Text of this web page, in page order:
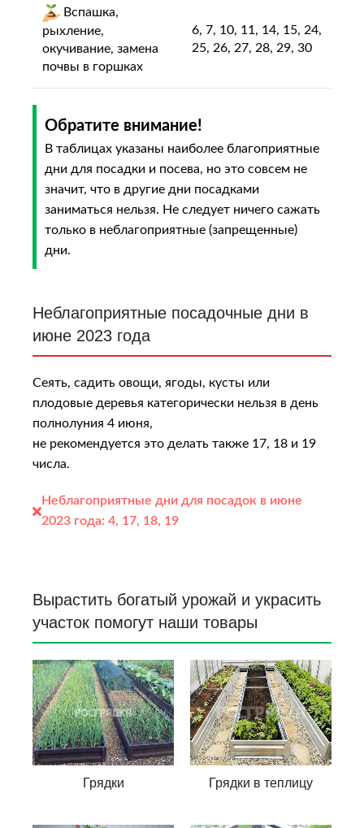
Вспашка,
рыхление,
окучивание, замена
почвы в горшках
6, 7, 10, 11, 14, 15, 24,
25, 26, 27, 28, 29, 30
Обратите внимание!
В таблицах указаны наиболее благоприятные
дни для посадки и посева, но это совсем не
значит, что в другие дни посадками
заниматься нельзя. Не следует ничего сажать
только в неблагоприятные (запрещенные)
дни.
Неблагоприятные посадочные дни в
июне 2023 года
Сеять, садить овощи, ягоды, кусты или
плодовые деревья категорически нельзя в день
полнолуния 4 июня,
не рекомендуется это делать также 17, 18 и 19
числа.
Неблагоприятные дни для посадок в июне
2023 года: 4, 17, 18, 19
Вырастить богатый урожай и украсить
участок помогут наши товары
Грядки Грядки в теплицу